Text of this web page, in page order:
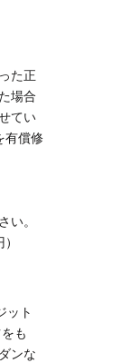
た正
場合
てい
有償修
い。
ット
も
ンな